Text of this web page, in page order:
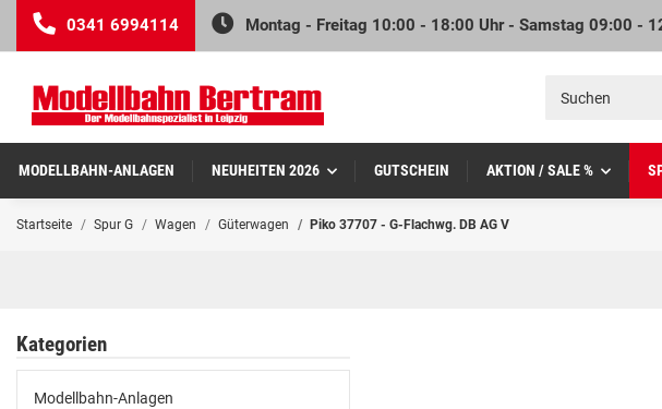
0341 6994114 Montag - Freitag 10:00 - 18:00 Uhr - Samstag 09:00 -
MODELLBAHN-ANLAGEN NEUHEITEN 2026 GUTSCHEIN AKTION / SALE %
Startseite Spur G Wagen Güterwagen Piko 37707 - G-Flachwg. DB AG V
Kategorien
Modellbahn-Anlagen